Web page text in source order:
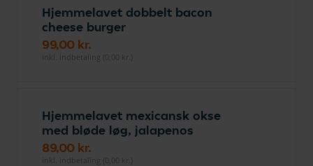
Hjemmelavet dobbelt bacon
cheese burger
99,00 kr.
inkl. indbetaling (0,00 kr.)
Hjemmelavet mexicansk okse
med bløde løg, jalapenos
89,00 kr.
inkl. indbetaling (0,00 kr.)